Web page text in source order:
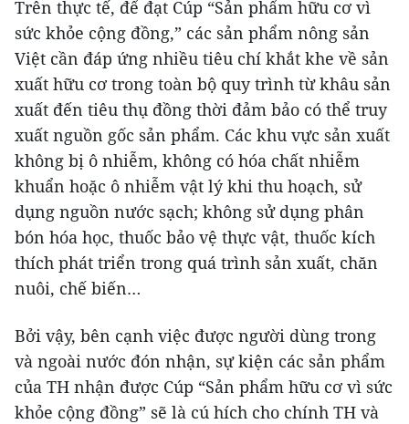
Trên thực tế, để đạt Cúp “Sản phẩm hữu cơ vì
sức khỏe cộng đồng,” các sản phẩm nông sản
Việt cần đáp ứng nhiều tiêu chí khắt khe về sản
xuất hữu cơ trong toàn bộ quy trình từ khâu sản
xuất đến tiêu thụ đồng thời đảm bảo có thể truy
xuất nguồn gốc sản phẩm. Các khu vực sản xuất
không bị ô nhiễm, không có hóa chất nhiễm
khuẩn hoặc ô nhiễm vật lý khi thu hoạch, sử
dụng nguồn nước sạch; không sử dụng phân
bón hóa học, thuốc bảo vệ thực vật, thuốc kích
thích phát triển trong quá trình sản xuất, chăn
nuôi, chế biến…
Bởi vậy, bên cạnh việc được người dùng trong
và ngoài nước đón nhận, sự kiện các sản phẩm
của TH nhận được Cúp “Sản phẩm hữu cơ vì sức
khỏe cộng đồng” sẽ là cú hích cho chính TH và